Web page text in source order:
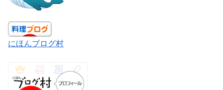
にほんブログ村